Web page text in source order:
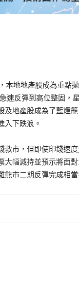
本地地產股成為重點
速反彈到高位整固，
地產股成為了藍燈
入下跌浪。
市，但即使印錢速
幅減持並預示將面
市二期反彈完成相